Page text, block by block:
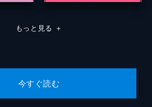
もっと見る ＋
今すぐ読む